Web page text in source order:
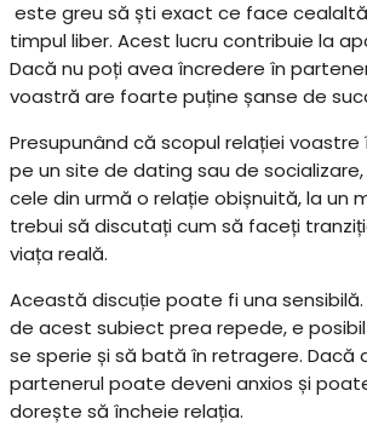
este greu să ști exact ce face
timpul liber. Acest lucru contribuie la
Dacă nu poți avea încredere în
voastră are foarte puține șanse de
Presupunând că scopul relației
pe un site de dating sau de
cele din urmă o relație obișnuită, la un
trebui să discutați cum să faceți
viața reală.
Această discuție poate fi una
de acest subiect prea repede, e
se sperie și să bată în retragere. Dacă
partenerul poate deveni anxios și
dorește să încheie relația.